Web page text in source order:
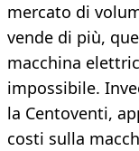
mercato di
vende di più,
macchina
impossibile.
la Centoventi,
costi sulla